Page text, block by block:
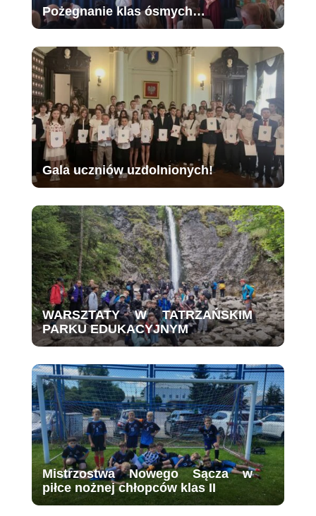
Pożegnanie klas ósmych…
Gala uczniów uzdolnionych!
WARSZTATY W TATRZAŃSKIM
PARKU EDUKACYJNYM
Mistrzostwa Nowego Sącza w
piłce nożnej chłopców klas II